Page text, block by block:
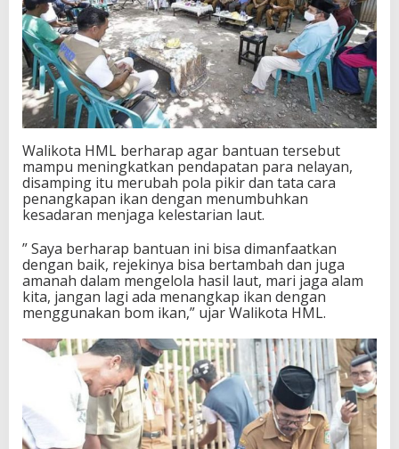
Walikota HML berharap agar bantuan tersebut
mampu meningkatkan pendapatan para nelayan,
disamping itu merubah pola pikir dan tata cara
penangkapan ikan dengan menumbuhkan
kesadaran menjaga kelestarian laut.
” Saya berharap bantuan ini bisa dimanfaatkan
dengan baik, rejekinya bisa bertambah dan juga
amanah dalam mengelola hasil laut, mari jaga alam
kita, jangan lagi ada menangkap ikan dengan
menggunakan bom ikan,” ujar Walikota HML.